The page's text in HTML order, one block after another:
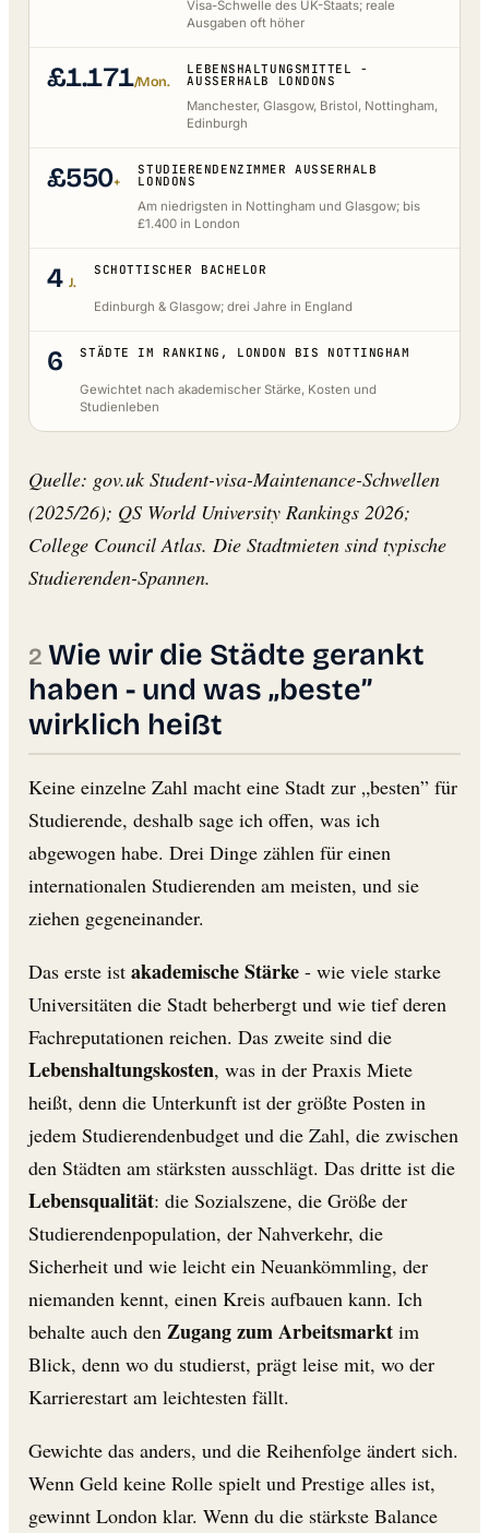
Visa-Schwelle des UK-Staats; reale
Ausgaben oft höher
£1.171/Mon.
LEBENSHALTUNGSMITTEL -
AUSSERHALB LONDONS
Manchester, Glasgow, Bristol, Nottingham,
Edinburgh
£550+
STUDIERENDENZIMMER AUSSERHALB L
ONDONS
Am niedrigsten in Nottingham und Glasgow; bis
£1.400 in London
4 J.
SCHOTTISCHER BACHELOR
Edinburgh & Glasgow; drei Jahre in England
6 STÄDTE IM RANKING, LONDON BIS NOTTINGHAM
Gewichtet nach akademischer Stärke, Kosten und
Studienleben
Quelle: gov.uk Student-visa-Maintenance-Schwellen
(2025/26); QS World University Rankings 2026;
College Council Atlas. Die Stadtmieten sind typische
Studierenden-Spannen.
Wie wir die Städte gerankt
haben - und was „beste”
wirklich heißt
Keine einzelne Zahl macht eine Stadt zur „besten” für
Studierende, deshalb sage ich offen, was ich
abgewogen habe. Drei Dinge zählen für einen
internationalen Studierenden am meisten, und sie
ziehen gegeneinander.
Das erste ist akademische Stärke - wie viele starke
Universitäten die Stadt beherbergt und wie tief deren
Fachreputationen reichen. Das zweite sind die
Lebenshaltungskosten, was in der Praxis Miete
heißt, denn die Unterkunft ist der größte Posten in
jedem Studierendenbudget und die Zahl, die zwischen
den Städten am stärksten ausschlägt. Das dritte ist die
Lebensqualität: die Sozialszene, die Größe der
Studierendenpopulation, der Nahverkehr, die
Sicherheit und wie leicht ein Neuankömmling, der
niemanden kennt, einen Kreis aufbauen kann. Ich
behalte auch den Zugang zum Arbeitsmarkt im
Blick, denn wo du studierst, prägt leise mit, wo der
Karrierestart am leichtesten fällt.
Gewichte das anders, und die Reihenfolge ändert sich.
Wenn Geld keine Rolle spielt und Prestige alles ist,
gewinnt London klar. Wenn du die stärkste Balance